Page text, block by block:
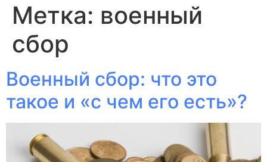
Метка: военный
сбор
Военный сбор: что это
такое и «с чем его есть»?